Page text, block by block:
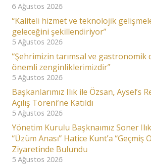
6 Ağustos 2026
“Kaliteli hizmet ve teknolojik
geleceğini şekillendiriyor”
5 Ağustos 2026
“Şehrimizin tarımsal ve gastronomik
önemli zenginliklerimizdir”
5 Ağustos 2026
Başkanlarımız Ilık ile Özsan, Aysel’s
Açılış Töreni’ne Katıldı
5 Ağustos 2026
Yönetim Kurulu Başknaımız Soner
“Üzüm Anası” Hatice Kunt’a “Geçmiş
Ziyaretinde Bulundu
5 Ağustos 2026